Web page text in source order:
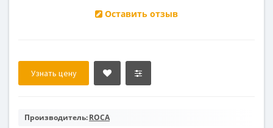
Оставить отзыв
Узнать цену
Производитель:ROCA